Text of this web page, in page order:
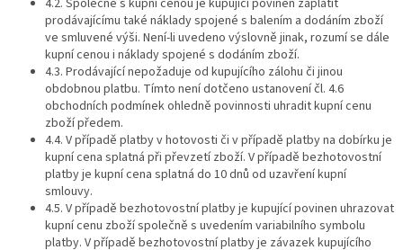
prodávajícímu také náklady spojené s balením a dodáním zboží
ve smluvené výši. Není-li uvedeno výslovně jinak, rozumí se dále
kupní cenou i náklady spojené s dodáním zboží.
4.3. Prodávající nepožaduje od kupujícího zálohu či jinou
obdobnou platbu. Tímto není dotčeno ustanovení čl. 4.6
obchodních podmínek ohledně povinnosti uhradit kupní cenu
zboží předem.
4.4. V případě platby v hotovosti či v případě platby na dobírku je
kupní cena splatná při převzetí zboží. V případě bezhotovostní
platby je kupní cena splatná do 10 dnů od uzavření kupní
smlouvy.
4.5. V případě bezhotovostní platby je kupující povinen uhrazovat
kupní cenu zboží společně s uvedením variabilního symbolu
platby. V případě bezhotovostní platby je závazek kupujícího